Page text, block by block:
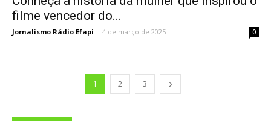
filme vencedor do...
Jornalismo Rádio Efapi - 4 de março de 2025 0
1 2 3